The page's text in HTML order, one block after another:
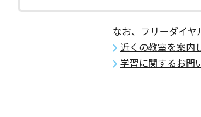
埼玉県川口市川口３丁目２－１ リプレ川口１
飯仲教室
水 木 金 土 日
なお、フリーダイヤ
近くの教室を案内
学習に関するお問